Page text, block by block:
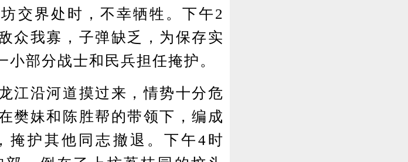
交界处时，不幸牺牲。下午2
众我寡，子弹缺乏，为保存实
部分战士和民兵担任掩护。
沿河道摸过来，情势十分危
樊妹和陈胜帮的带领下，编成
掩护其他同志撤退。下午4时